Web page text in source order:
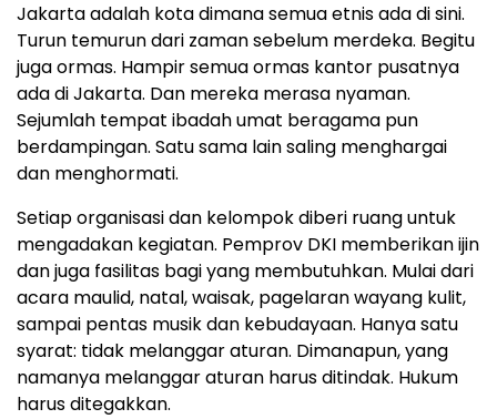
Jakarta adalah kota dimana semua etnis ada di sini.
Turun temurun dari zaman sebelum merdeka. Begitu
juga ormas. Hampir semua ormas kantor pusatnya
ada di Jakarta. Dan mereka merasa nyaman.
Sejumlah tempat ibadah umat beragama pun
berdampingan. Satu sama lain saling menghargai
dan menghormati.
Setiap organisasi dan kelompok diberi ruang untuk
mengadakan kegiatan. Pemprov DKI memberikan ijin
dan juga fasilitas bagi yang membutuhkan. Mulai dari
acara maulid, natal, waisak, pagelaran wayang kulit,
sampai pentas musik dan kebudayaan. Hanya satu
syarat: tidak melanggar aturan. Dimanapun, yang
namanya melanggar aturan harus ditindak. Hukum
harus ditegakkan.